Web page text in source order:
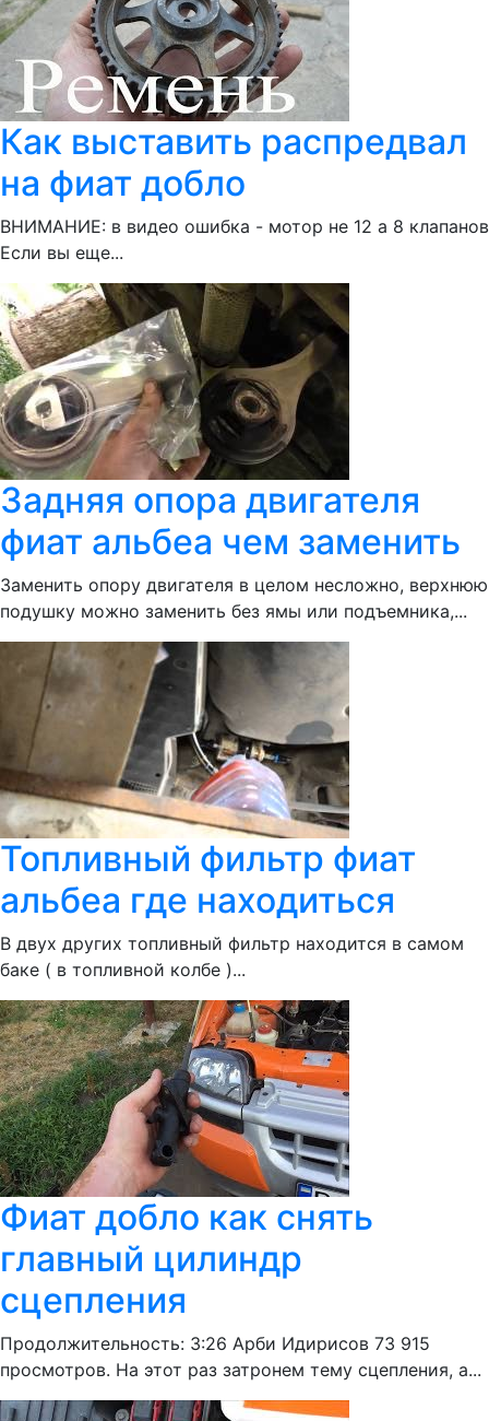
Как выставить распредвал
на фиат добло
ВНИМАНИЕ: в видео ошибка - мотор не 12 а 8 клапанов
Если вы еще...
Задняя опора двигателя
фиат альбеа чем заменить
Заменить опору двигателя в целом несложно, верхнюю
подушку можно заменить без ямы или подъемника,...
Топливный фильтр фиат
альбеа где находиться
В двух других топливный фильтр находится в самом
баке ( в топливной колбе )...
Фиат добло как снять
главный цилиндр
сцепления
Продолжительность: 3:26 Арби Идирисов 73 915
просмотров. На этот раз затронем тему сцепления, а...